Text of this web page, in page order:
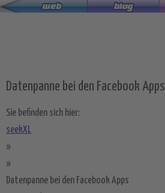
Zum
Datenpanne bei den Facebook Apps
Sie befinden sich hier:
seekXL
»
»
Datenpanne bei den Facebook Apps